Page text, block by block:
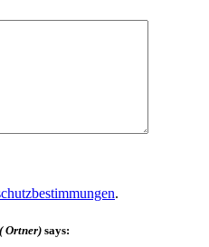
.
Ortner) says: